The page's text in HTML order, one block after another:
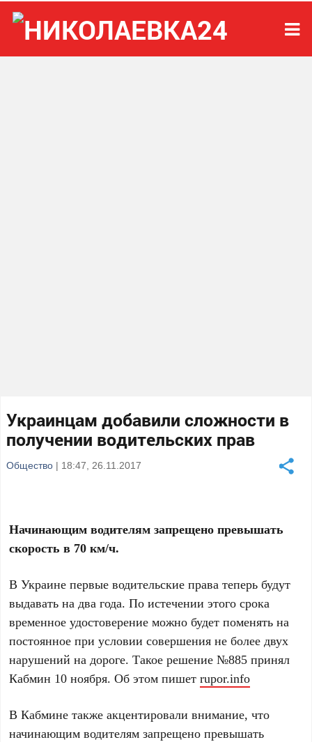
Украинцам добавили сложности в
получении водительских прав
Общество | 18:47, 26.11.2017
Начинающим водителям запрещено превышать
скорость в 70 км/ч.
В Украине первые водительские права теперь будут
выдавать на два года. По истечении этого срока
временное удостоверение можно будет поменять на
постоянное при условии совершения не более двух
нарушений на дороге. Такое решение №885 принял
Кабмин 10 ноября. Об этом пишетrupor.info
В Кабмине также акцентировали внимание, что
начинающим водителям запрещено превышать